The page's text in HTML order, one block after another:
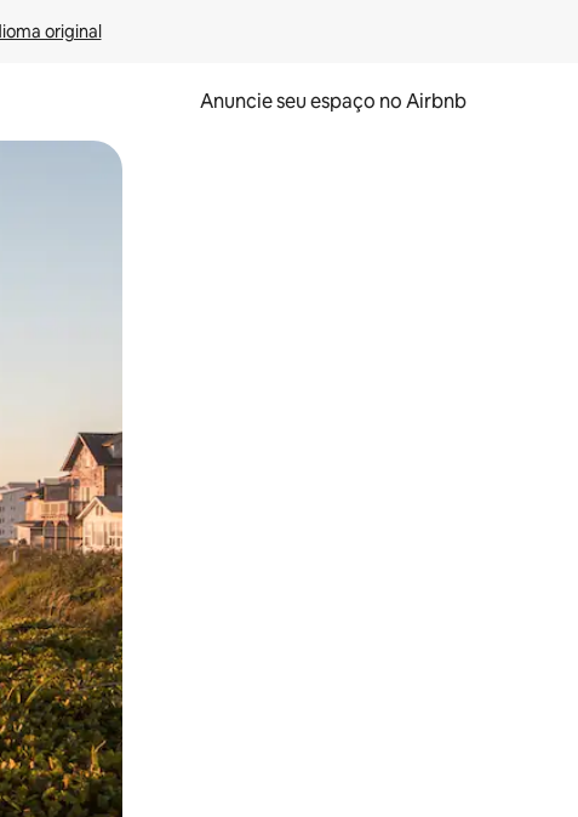
original
Anuncie seu espaço no Airbnb
e deslizando o dedo na tela.